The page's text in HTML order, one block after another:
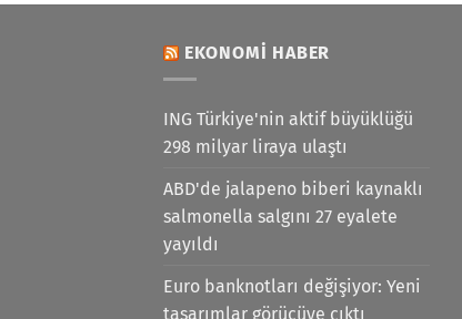
EKONOMI HABER
ING Türkiye'nin aktif büyüklüğü
298 milyar liraya ulaştı
ABD'de jalapeno biberi kaynaklı
salmonella salgını 27 eyalete
yayıldı
Euro banknotları değişiyor: Yeni
tasarımlar görücüye çıktı